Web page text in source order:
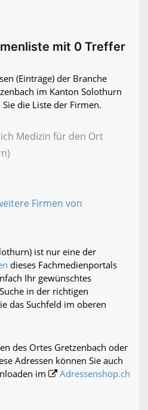
mit 0 Treffer
(Einträge) der Branche
im Kanton Solothurn
die Liste der Firmen.
Medizin für den Ort
Firmen von
ist nur eine der
dieses Fachmedienportals
Ihr gewünschtes
in der richtigen
das Suchfeld im oberen
des Ortes Gretzenbach oder
Adressen können Sie auch
im
Adressenshop.ch